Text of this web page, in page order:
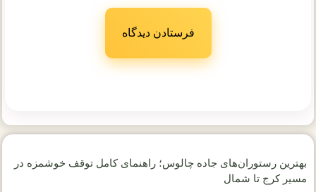
بهترین رستوران‌های جاده چالوس؛ راهنمای کامل توقف خوشمزه در
مسیر کرج تا شمال